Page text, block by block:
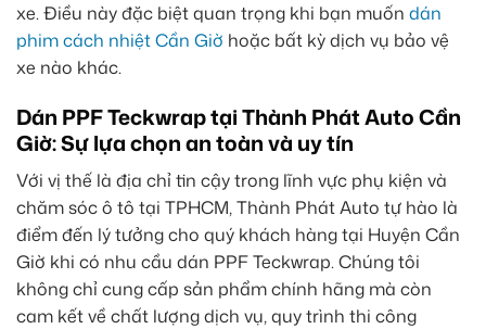
xe. Điều này đặc biệt quan trọng khi bạn muốn dán
phim cách nhiệt Cần Giờ hoặc bất kỳ dịch vụ bảo vệ
xe nào khác.
Dán PPF Teckwrap tại Thành Phát Auto Cần
Giờ: Sự lựa chọn an toàn và uy tín
Với vị thế là địa chỉ tin cậy trong lĩnh vực phụ kiện và
chăm sóc ô tô tại TPHCM, Thành Phát Auto tự hào là
điểm đến lý tưởng cho quý khách hàng tại Huyện Cần
Giờ khi có nhu cầu dán PPF Teckwrap. Chúng tôi
không chỉ cung cấp sản phẩm chính hãng mà còn
cam kết về chất lượng dịch vụ, quy trình thi công